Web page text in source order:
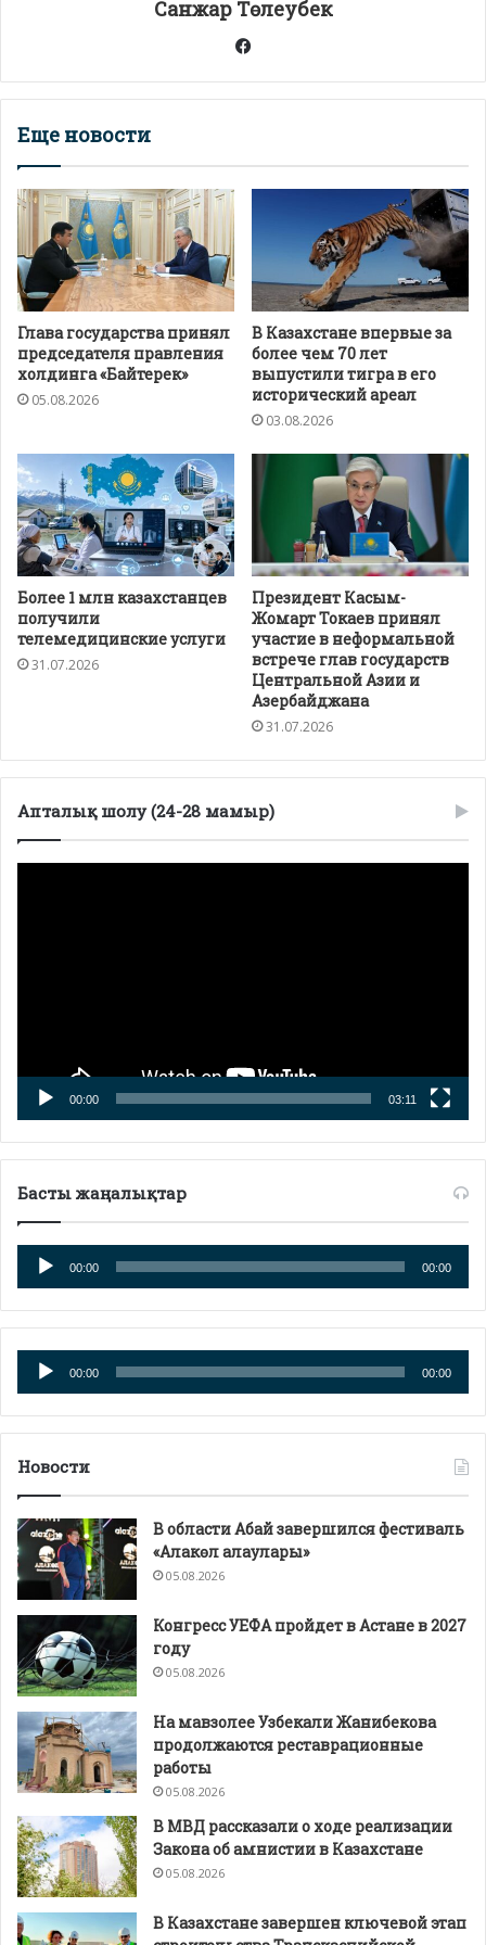
ь
Санжар Төлеубек
Facebook
Еще новости
Глава государства принял
председателя правления
холдинга «Байтерек»
05.08.2026
В Казахстане впервые за
более чем 70 лет
выпустили тигра в его
исторический ареал
03.08.2026
Более 1 млн казахстанцев
получили
телемедицинские услуги
31.07.2026
Президент Касым-
Жомарт Токаев принял
участие в неформальной
встрече глав государств
Центральной Азии и
Азербайджана
31.07.2026
Апталық шолу (24-28 мамыр)
00:00 03:11
Басты жаңалықтар
Аудиоплеер
00:00 00:00
Аудиоплеер
00:00 00:00
Новости
В области Абай завершился фестиваль
«Алакөл алаулары»
05.08.2026
Конгресс УЕФА пройдет в Астане в 2027
году
05.08.2026
На мавзолее Узбекали Жанибекова
продолжаются реставрационные
работы
05.08.2026
В МВД рассказали о ходе реализации
Закона об амнистии в Казахстане
05.08.2026
В Казахстане завершен ключевой этап